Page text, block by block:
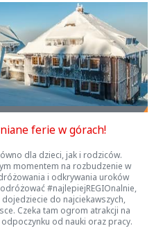
ferie w górach!
dla dzieci, jak i rodziców.
momentem na rozbudzenie w
i odkrywania uroków
#najlepiejREGIOnalnie,
do najciekawszych,
Czeka tam ogrom atrakcji na
od nauki oraz pracy.